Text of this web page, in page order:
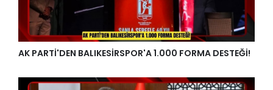
AK PARTİ'DEN BALIKESİRSPOR'A 1.000 FORMA DESTEĞİ!